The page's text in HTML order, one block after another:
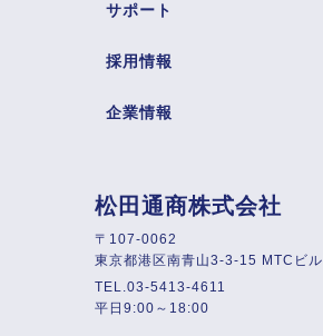
サポート
採用情報
企業情報
松田通商株式会社
〒107-0062
東京都港区南青山3-3-15 MTCビル
TEL.03-5413-4611
平日9:00～18:00